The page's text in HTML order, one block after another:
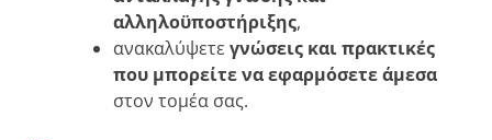
αλληλοϋποστήριξης,
ανακαλύψετε γνώσεις και πρακτικές
που μπορείτε να εφαρμόσετε άμεσα
στον τομέα σας.